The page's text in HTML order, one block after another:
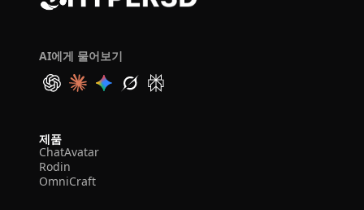
AI에게 물어보기
제품
ChatAvatar
Rodin
OmniCraft